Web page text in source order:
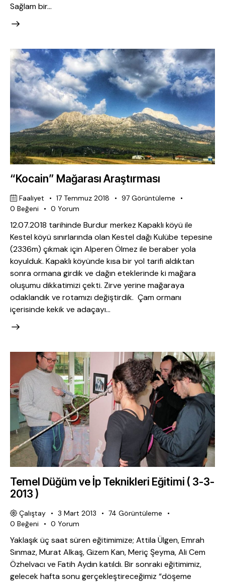
Sağlam bir…
“Kocain” Mağarası Araştırması
Faaliyet 17 Temmuz 2018 97 Görüntüleme
0 Beğeni 0 Yorum
12.07.2018 tarihinde Burdur merkez Kapaklı köyü ile
Kestel köyü sınırlarında olan Kestel dağı Kulübe tepesine
(2336m) çıkmak için Alperen Ölmez ile beraber yola
koyulduk. Kapaklı köyünde kısa bir yol tarifi aldıktan
sonra ormana girdik ve dağın eteklerinde ki mağara
oluşumu dikkatimizi çekti. Zirve yerine mağaraya
odaklandık ve rotamızı değiştirdik. Çam ormanı
içerisinde kekik ve adaçayı…
Temel Düğüm ve İp Teknikleri Eğitimi ( 3-3-
2013 )
Çalıştay 3 Mart 2013 74 Görüntüleme
0 Beğeni 0 Yorum
Yaklaşık üç saat süren eğitimimize; Attila Ülgen, Emrah
Sınmaz, Murat Alkaş, Gizem Kan, Meriç Şeyma, Ali Cem
Özhelvacı ve Fatih Aydın katıldı. Bir sonraki eğitimimiz,
gelecek hafta sonu gerçekleştireceğimiz “döşeme